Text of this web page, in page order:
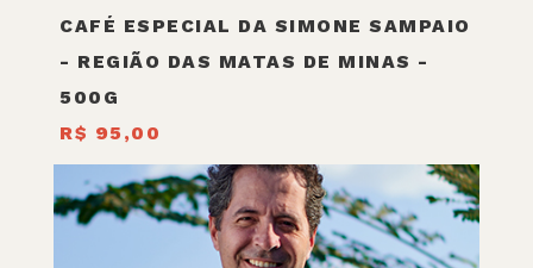
CAFÉ ESPECIAL DA SIMONE SAMPAIO
- REGIÃO DAS MATAS DE MINAS -
500G
R$ 95,00